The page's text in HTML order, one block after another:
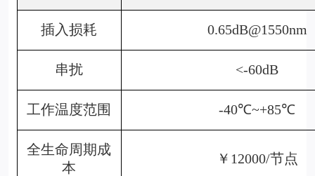
插入损耗 0.65dB@1550nm
串扰 <-60dB
工作温度范围 -40℃~+85℃
全生命周期成
本
￥12000/节点